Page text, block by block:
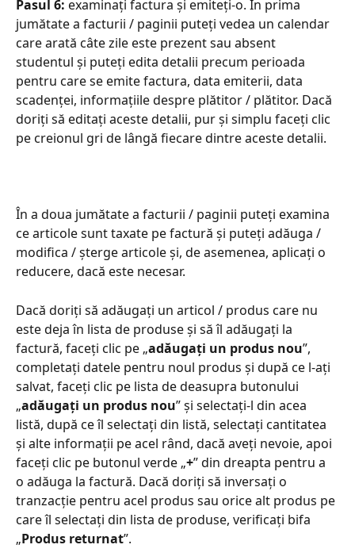
Pasul 6: examinați factura și emiteți-o. În prima
jumătate a facturii / paginii puteți vedea un calendar
care arată câte zile este prezent sau absent
studentul și puteți edita detalii precum perioada
pentru care se emite factura, data emiterii, data
scadenței, informațiile despre plătitor / plătitor. Dacă
doriți să editați aceste detalii, pur și simplu faceți clic
pe creionul gri de lângă fiecare dintre aceste detalii.
În a doua jumătate a facturii / paginii puteți examina
ce articole sunt taxate pe factură și puteți adăuga /
modifica / șterge articole și, de asemenea, aplicați o
reducere, dacă este necesar.
Dacă doriți să adăugați un articol / produs care nu
este deja în lista de produse și să îl adăugați la
factură, faceți clic pe „adăugați un produs nou”,
completați datele pentru noul produs și după ce l-ați
salvat, faceți clic pe lista de deasupra butonului
„adăugați un produs nou” și selectați-l din acea
listă, după ce îl selectați din listă, selectați cantitatea
și alte informații pe acel rând, dacă aveți nevoie, apoi
faceți clic pe butonul verde „+” din dreapta pentru a
o adăuga la factură. Dacă doriți să inversați o
tranzacție pentru acel produs sau orice alt produs pe
care îl selectați din lista de produse, verificați bifa
„Produs returnat”.